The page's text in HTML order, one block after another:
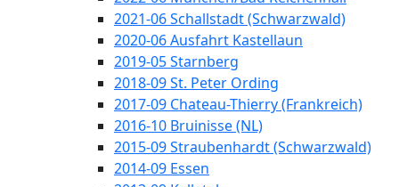
2021-06 Schallstadt (Schwarzwald)
2020-06 Ausfahrt Kastellaun
2019-05 Starnberg
2018-09 St. Peter Ording
2017-09 Chateau-Thierry (Frankreich)
2016-10 Bruinisse (NL)
2015-09 Straubenhardt (Schwarzwald)
2014-09 Essen